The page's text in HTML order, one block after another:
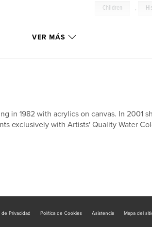
Children ,
VER MÁS
in 1982 with acrylics on canvas. In 2001
exclusively with Artists' Quality Water
de Privacidad Política de Cookies Asistencia Mapa del